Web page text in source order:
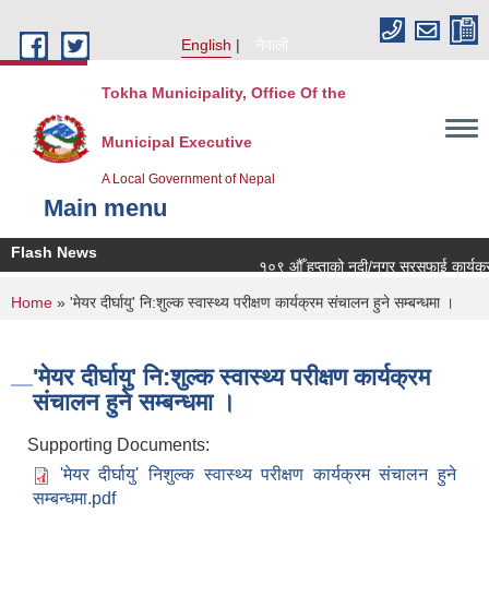
English
नेपाली
Tokha Municipality, Office Of the
Municipal Executive
A Local Government of Nepal
Main menu
Flash News
१०९ औँ हप्ताको नदी/नगर सरसफाई
You are here
Home » 'मेयर दीर्घायु' नि:शुल्क स्वास्थ्य परीक्षण कार्यक्रम संचालन हुने सम्बन्धमा ।
'मेयर दीर्घायु' नि:शुल्क स्वास्थ्य परीक्षण कार्यक्रम
संचालन हुने सम्बन्धमा ।
Supporting Documents:
'मेयर दीर्घायु' निशुल्क स्वास्थ्य परीक्षण कार्यक्रम संचालन हुने
सम्बन्धमा.pdf